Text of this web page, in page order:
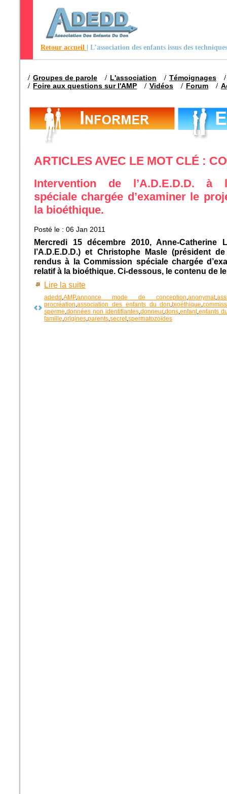
Retour accueil | L’association des enfants issus des
Groupes de parole L'association
Témoignages
Foire aux questions sur l'AMP
Vidéos Forum
ARTICLES AVEC LE MOT CLÉ :
Intervention de l’A.D.E.D.D. à
spéciale chargée d’examiner le
la bioéthique.
Posté le : 06 Jan 2011
Mercredi 15 décembre 2010, Anne-Catherine
l’A.D.E.D.D.) et Christophe Masle (président
rendus à la Commission spéciale chargée
relatif à la bioéthique. Ci-dessous, le contenu de
Lire la suite
adedd ,AMP,annonce mode de conception,anonymat,
procréation,association des enfants du don,bioéthique,
sperme,données non identifiantes,donneur,dons,enfant,enfants
famille,origines,parents,secret,spermatozoïdes